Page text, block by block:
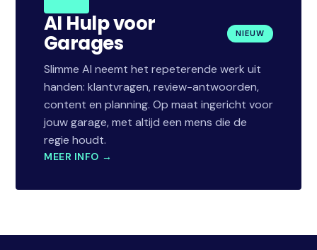
AI Hulp voor
Garages NIEUW
Slimme AI neemt het repeterende werk uit
handen: klantvragen, review-antwoorden,
content en planning. Op maat ingericht voor
jouw garage, met altijd een mens die de
regie houdt.
MEER INFO →